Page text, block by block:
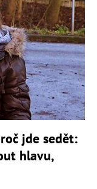
jde sedět:
hlavu,